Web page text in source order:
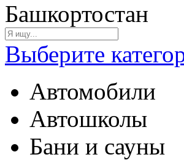
Башкортостан
Выберите
Автомобили
Автошколы
Бани и сауны